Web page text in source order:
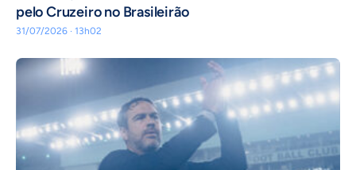
pelo Cruzeiro no Brasileirão
31/07/2026 · 13h02